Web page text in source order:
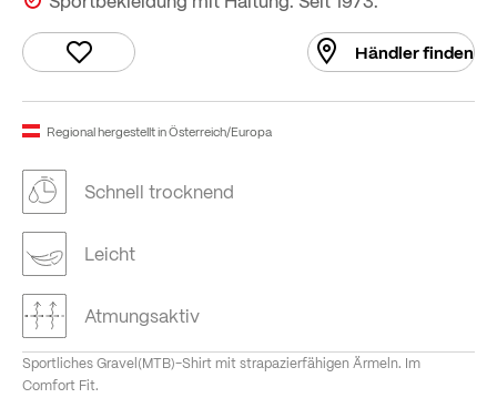
Händler finden
Regional hergestellt in Österreich/Europa
Schnell trocknend
Leicht
Atmungsaktiv
Sportliches Gravel(MTB)-Shirt mit strapazierfähigen Ärmeln. Im
Comfort Fit.